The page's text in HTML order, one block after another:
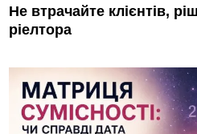
Не втрачайте клієнтів,
ріелтора